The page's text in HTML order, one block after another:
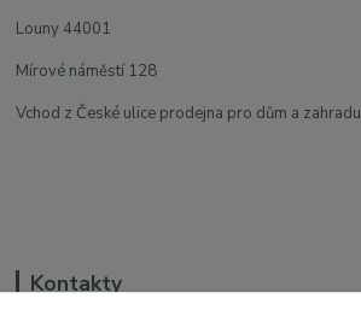
Louny 44001
Mírové náměstí 128
Vchod z České ulice prodejna pro dům a zahradu
Kontakty